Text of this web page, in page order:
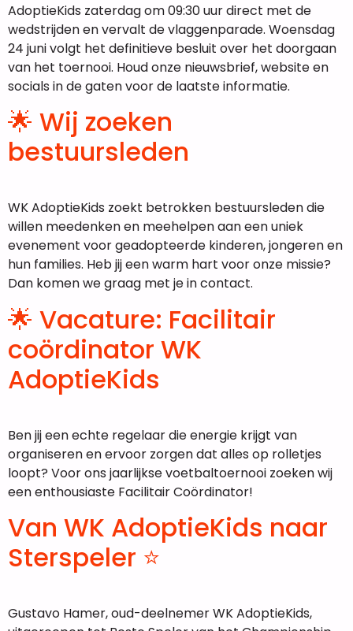
AdoptieKids zaterdag om 09:30 uur direct met de
wedstrijden en vervalt de vlaggenparade. Woensdag
24 juni volgt het definitieve besluit over het doorgaan
van het toernooi. Houd onze nieuwsbrief, website en
socials in de gaten voor de laatste informatie.
🌟 Wij zoeken
bestuursleden
WK AdoptieKids zoekt betrokken bestuursleden die
willen meedenken en meehelpen aan een uniek
evenement voor geadopteerde kinderen, jongeren en
hun families. Heb jij een warm hart voor onze missie?
Dan komen we graag met je in contact.
🌟 Vacature: Facilitair
coördinator WK
AdoptieKids
Ben jij een echte regelaar die energie krijgt van
organiseren en ervoor zorgen dat alles op rolletjes
loopt? Voor ons jaarlijkse voetbaltoernooi zoeken wij
een enthousiaste Facilitair Coördinator!
Van WK AdoptieKids naar
Sterspeler ⭐
Gustavo Hamer, oud-deelnemer WK AdoptieKids,